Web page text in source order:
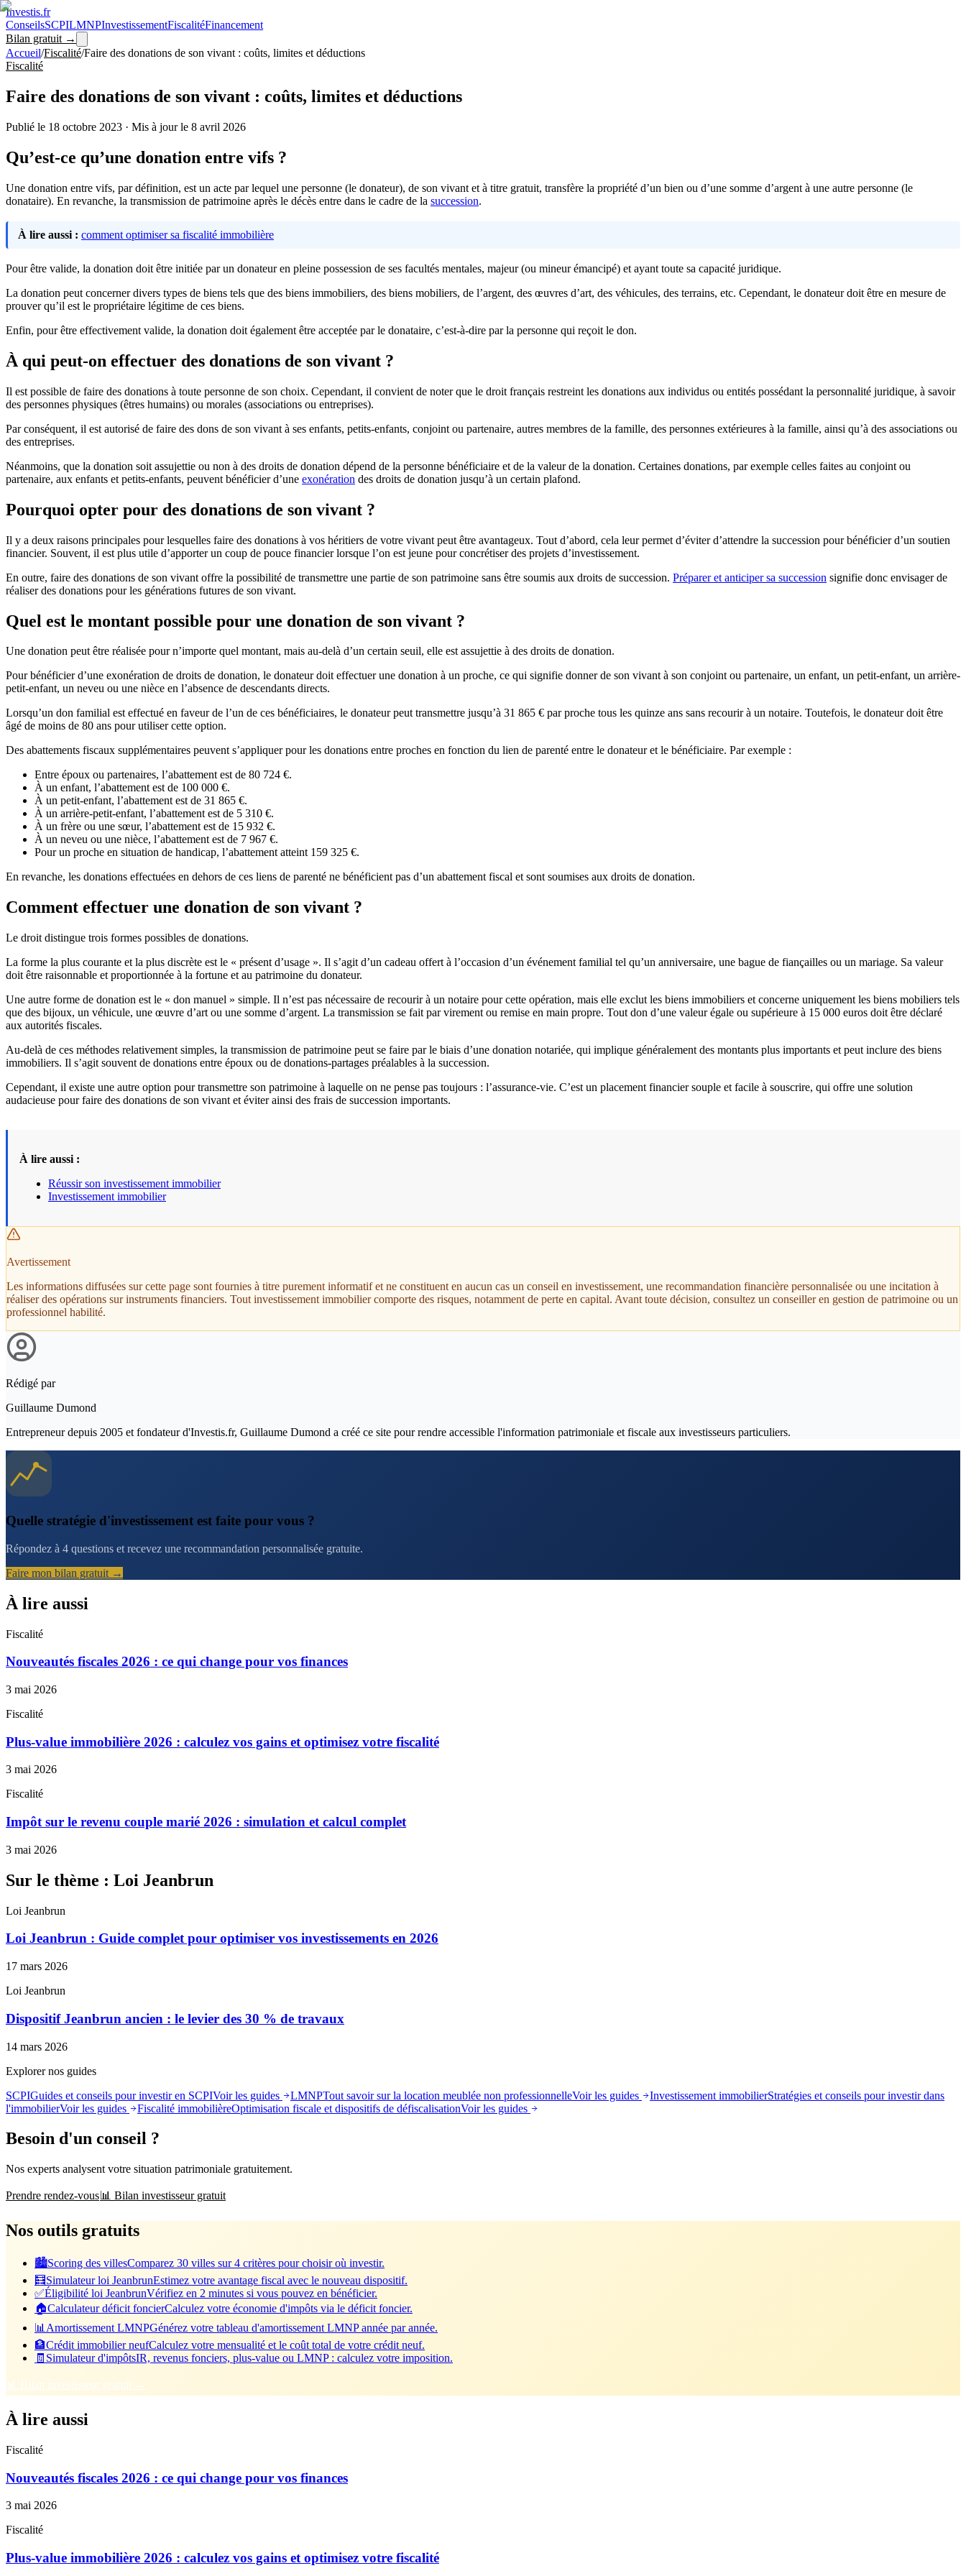
Investis.fr
ConseilsSCPILMNPInvestissementFiscalitéFinancement
Bilan gratuit →
Accueil/Fiscalité/Faire des donations de son vivant : coûts, limites et déductions
Fiscalité
Faire des donations de son vivant : coûts, limites et déductions
Publié le 18 octobre 2023 · Mis à jour le 8 avril 2026
Qu’est-ce qu’une donation entre vifs ?
Une donation entre vifs, par définition, est un acte par lequel une personne (le donateur), de son vivant et à titre gratuit, transfère la propriété d’un bien ou d’une somme d’argent à une autre personne (le
donataire). En revanche, la transmission de patrimoine après le décès entre dans le cadre de la succession.
À lire aussi : comment optimiser sa fiscalité immobilière
Pour être valide, la donation doit être initiée par un donateur en pleine possession de ses facultés mentales, majeur (ou mineur émancipé) et ayant toute sa capacité juridique.
La donation peut concerner divers types de biens tels que des biens immobiliers, des biens mobiliers, de l’argent, des œuvres d’art, des véhicules, des terrains, etc. Cependant, le donateur doit être en mesure de
prouver qu’il est le propriétaire légitime de ces biens.
Enfin, pour être effectivement valide, la donation doit également être acceptée par le donataire, c’est-à-dire par la personne qui reçoit le don.
À qui peut-on effectuer des donations de son vivant ?
Il est possible de faire des donations à toute personne de son choix. Cependant, il convient de noter que le droit français restreint les donations aux individus ou entités possédant la personnalité juridique, à savoir
des personnes physiques (êtres humains) ou morales (associations ou entreprises).
Par conséquent, il est autorisé de faire des dons de son vivant à ses enfants, petits-enfants, conjoint ou partenaire, autres membres de la famille, des personnes extérieures à la famille, ainsi qu’à des associations ou
des entreprises.
Néanmoins, que la donation soit assujettie ou non à des droits de donation dépend de la personne bénéficiaire et de la valeur de la donation. Certaines donations, par exemple celles faites au conjoint ou
partenaire, aux enfants et petits-enfants, peuvent bénéficier d’une exonération des droits de donation jusqu’à un certain plafond.
Pourquoi opter pour des donations de son vivant ?
Il y a deux raisons principales pour lesquelles faire des donations à vos héritiers de votre vivant peut être avantageux. Tout d’abord, cela leur permet d’éviter d’attendre la succession pour bénéficier d’un soutien
financier. Souvent, il est plus utile d’apporter un coup de pouce financier lorsque l’on est jeune pour concrétiser des projets d’investissement.
En outre, faire des donations de son vivant offre la possibilité de transmettre une partie de son patrimoine sans être soumis aux droits de succession. Préparer et anticiper sa succession signifie donc envisager de
réaliser des donations pour les générations futures de son vivant.
Quel est le montant possible pour une donation de son vivant ?
Une donation peut être réalisée pour n’importe quel montant, mais au-delà d’un certain seuil, elle est assujettie à des droits de donation.
Pour bénéficier d’une exonération de droits de donation, le donateur doit effectuer une donation à un proche, ce qui signifie donner de son vivant à son conjoint ou partenaire, un enfant, un petit-enfant, un arrière-
petit-enfant, un neveu ou une nièce en l’absence de descendants directs.
Lorsqu’un don familial est effectué en faveur de l’un de ces bénéficiaires, le donateur peut transmettre jusqu’à 31 865 € par proche tous les quinze ans sans recourir à un notaire. Toutefois, le donateur doit être
âgé de moins de 80 ans pour utiliser cette option.
Des abattements fiscaux supplémentaires peuvent s’appliquer pour les donations entre proches en fonction du lien de parenté entre le donateur et le bénéficiaire. Par exemple :
Entre époux ou partenaires, l’abattement est de 80 724 €.
À un enfant, l’abattement est de 100 000 €.
À un petit-enfant, l’abattement est de 31 865 €.
À un arrière-petit-enfant, l’abattement est de 5 310 €.
À un frère ou une sœur, l’abattement est de 15 932 €.
À un neveu ou une nièce, l’abattement est de 7 967 €.
Pour un proche en situation de handicap, l’abattement atteint 159 325 €.
En revanche, les donations effectuées en dehors de ces liens de parenté ne bénéficient pas d’un abattement fiscal et sont soumises aux droits de donation.
Comment effectuer une donation de son vivant ?
Le droit distingue trois formes possibles de donations.
La forme la plus courante et la plus discrète est le « présent d’usage ». Il s’agit d’un cadeau offert à l’occasion d’un événement familial tel qu’un anniversaire, une bague de fiançailles ou un mariage. Sa valeur
doit être raisonnable et proportionnée à la fortune et au patrimoine du donateur.
Une autre forme de donation est le « don manuel » simple. Il n’est pas nécessaire de recourir à un notaire pour cette opération, mais elle exclut les biens immobiliers et concerne uniquement les biens mobiliers tels
que des bijoux, un véhicule, une œuvre d’art ou une somme d’argent. La transmission se fait par virement ou remise en main propre. Tout don d’une valeur égale ou supérieure à 15 000 euros doit être déclaré
aux autorités fiscales.
Au-delà de ces méthodes relativement simples, la transmission de patrimoine peut se faire par le biais d’une donation notariée, qui implique généralement des montants plus importants et peut inclure des biens
immobiliers. Il s’agit souvent de donations entre époux ou de donations-partages préalables à la succession.
Cependant, il existe une autre option pour transmettre son patrimoine à laquelle on ne pense pas toujours : l’assurance-vie. C’est un placement financier souple et facile à souscrire, qui offre une solution
audacieuse pour faire des donations de son vivant et éviter ainsi des frais de succession importants.
À lire aussi :
Réussir son investissement immobilier
Investissement immobilier
Avertissement
Les informations diffusées sur cette page sont fournies à titre purement informatif et ne constituent en aucun cas un conseil en investissement, une recommandation financière personnalisée ou une incitation à
réaliser des opérations sur instruments financiers. Tout investissement immobilier comporte des risques, notamment de perte en capital. Avant toute décision, consultez un conseiller en gestion de patrimoine ou un
professionnel habilité.
Rédigé par
Guillaume Dumond
Entrepreneur depuis 2005 et fondateur d'Investis.fr, Guillaume Dumond a créé ce site pour rendre accessible l'information patrimoniale et fiscale aux investisseurs particuliers.
Quelle stratégie d'investissement est faite pour vous ?
Répondez à 4 questions et recevez une recommandation personnalisée gratuite.
Faire mon bilan gratuit →
À lire aussi
Fiscalité
Nouveautés fiscales 2026 : ce qui change pour vos finances
3 mai 2026
Fiscalité
Plus-value immobilière 2026 : calculez vos gains et optimisez votre fiscalité
3 mai 2026
Fiscalité
Impôt sur le revenu couple marié 2026 : simulation et calcul complet
3 mai 2026
Sur le thème : Loi Jeanbrun
Loi Jeanbrun
Loi Jeanbrun : Guide complet pour optimiser vos investissements en 2026
17 mars 2026
Loi Jeanbrun
Dispositif Jeanbrun ancien : le levier des 30 % de travaux
14 mars 2026
Explorer nos guides
SCPIGuides et conseils pour investir en SCPIVoir les guides LMNPTout savoir sur la location meublée non professionnelleVoir les guides Investissement immobilierStratégies et conseils pour investir dans
l'immobilierVoir les guides Fiscalité immobilièreOptimisation fiscale et dispositifs de défiscalisationVoir les guides
Besoin d'un conseil ?
Nos experts analysent votre situation patrimoniale gratuitement.
Prendre rendez-vous📊 Bilan investisseur gratuit
Nos outils gratuits
🏙️Scoring des villesComparez 30 villes sur 4 critères pour choisir où investir.
🧮Simulateur loi JeanbrunEstimez votre avantage fiscal avec le nouveau dispositif.
✅Éligibilité loi JeanbrunVérifiez en 2 minutes si vous pouvez en bénéficier.
🏠Calculateur déficit foncierCalculez votre économie d'impôts via le déficit foncier.
📊 Amortissement LMNPGénérez votre tableau d'amortissement LMNP année par année.
🏦Crédit immobilier neufCalculez votre mensualité et le coût total de votre crédit neuf.
🧾 Simulateur d'impôtsIR, revenus fonciers, plus-value ou LMNP : calculez votre imposition.
📊 Bilan investisseur gratuit →
À lire aussi
Fiscalité
Nouveautés fiscales 2026 : ce qui change pour vos finances
3 mai 2026
Fiscalité
Plus-value immobilière 2026 : calculez vos gains et optimisez votre fiscalité